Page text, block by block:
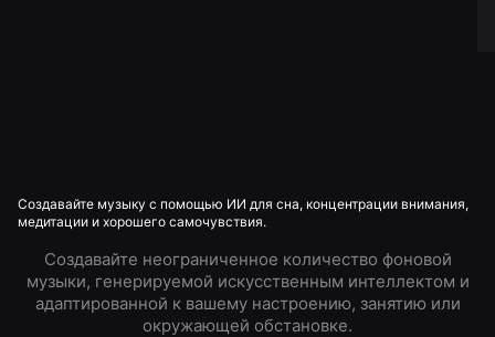
Создавайте музыку с помощью ИИ для сна, концентрации внимания,
медитации и хорошего самочувствия.
Создавайте неограниченное количество фоновой
музыки, генерируемой искусственным интеллектом и
адаптированной к вашему настроению, занятию или
окружающей обстановке.